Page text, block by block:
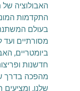
האבולוציה
התקדמות
בעולם
מסורתיים ועד
ביומטריים,
חדשנות
מהפכה בדרך
שלנו,